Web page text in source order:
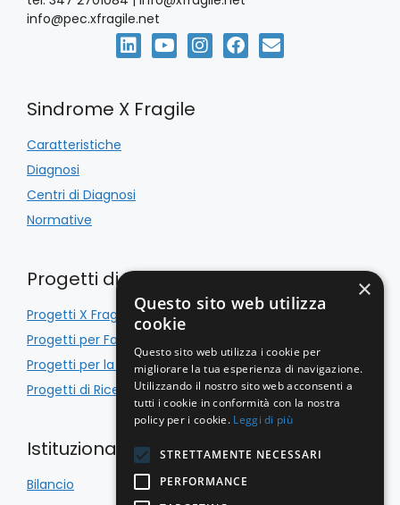
info@pec.xfragile.net
Sindrome X Fragile
Caratteristiche
Diagnosi
Centri di Diagnosi
Normative
Progetti di Inclusione
Progetti X Fragile
Progetti per Famiglie
Progetti per la Scuola
Progetti di Ricerca
Istituzionale
Bilancio
×
Questo sito web utilizza
cookie
Questo sito web utilizza i cookie per
migliorare la tua esperienza di navigazione.
Utilizzando il nostro sito web acconsenti a
tutti i cookie in conformità con la nostra
policy per i cookie. Leggi di più
STRETTAMENTE NECESSARI
PERFORMANCE